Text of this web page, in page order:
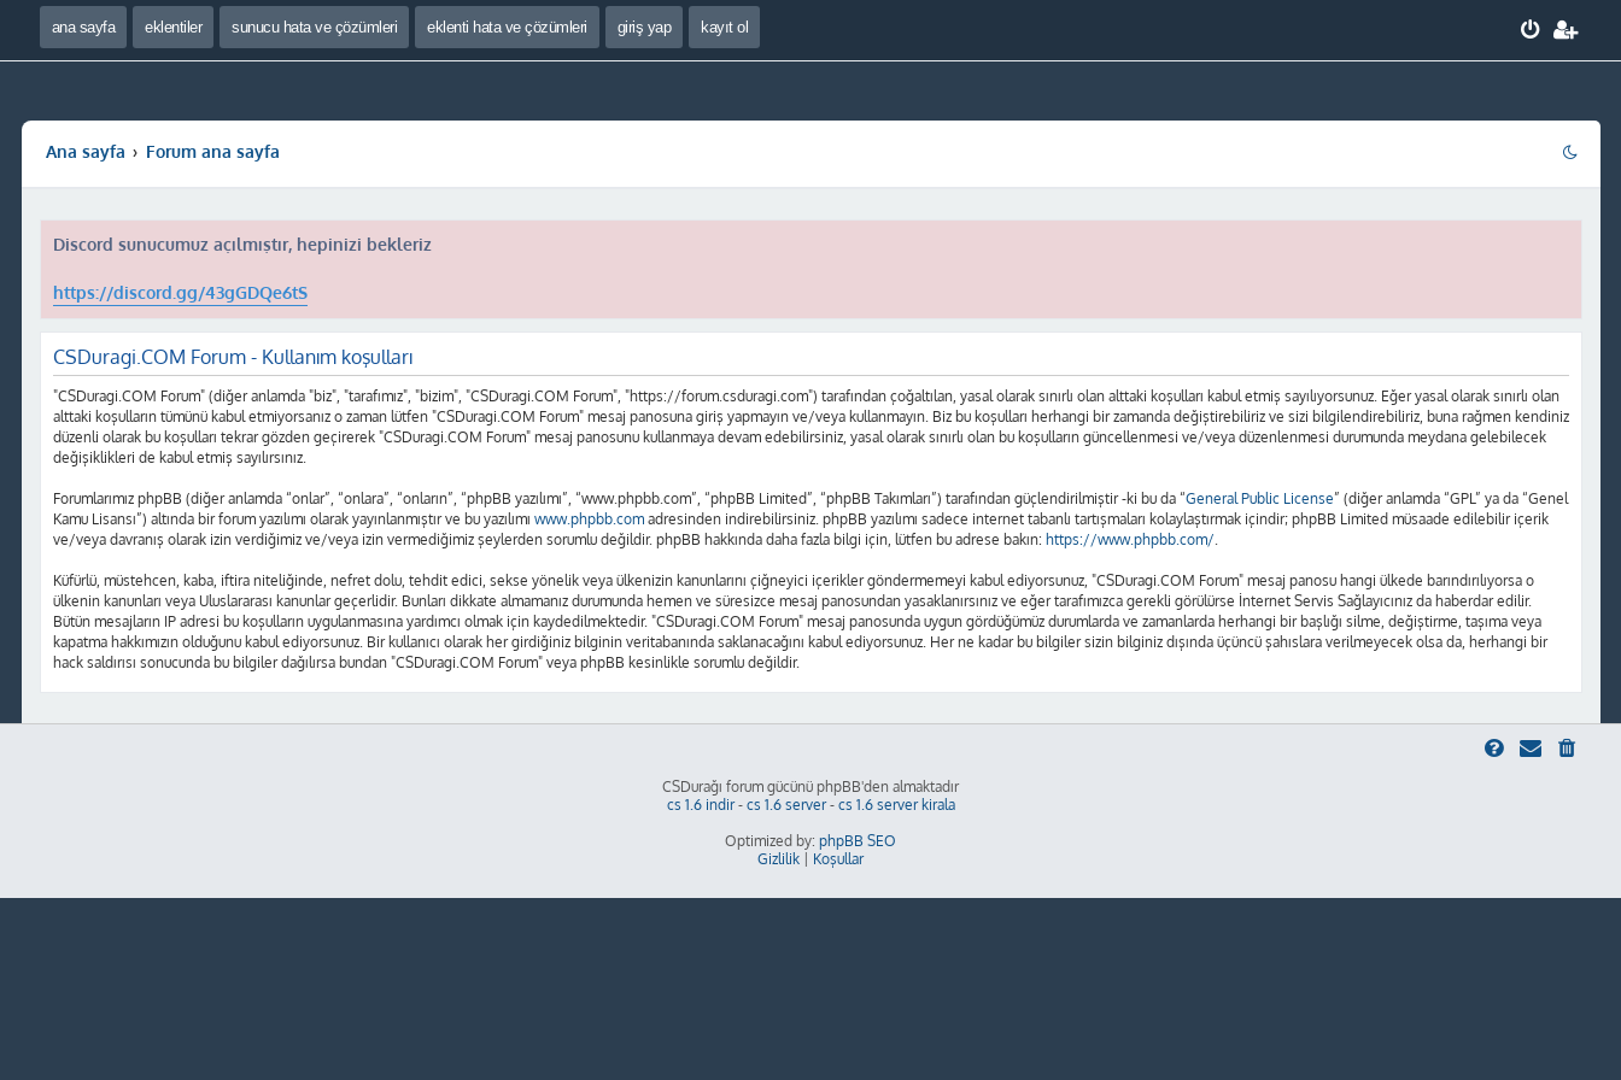
ana sayfa eklentiler sunucu hata ve çözümleri eklenti hata ve çözümleri giriş yap kayıt ol
Ana sayfa Forum ana sayfa
Discord sunucumuz açılmıştır, hepinizi bekleriz
https://discord.gg/43gGDQe6tS
CSDuragi.COM Forum - Kullanım koşulları
"CSDuragi.COM Forum" (diğer anlamda "biz", "tarafımız", "bizim", "CSDuragi.COM Forum", "https://forum.csduragi.com") tarafından çoğaltılan, yasal olarak sınırlı olan alttaki koşulları kabul etmiş sayılıyorsunuz. Eğer yasal olarak sınırlı olan
alttaki koşulların tümünü kabul etmiyorsanız o zaman lütfen "CSDuragi.COM Forum" mesaj panosuna giriş yapmayın ve/veya kullanmayın. Biz bu koşulları herhangi bir zamanda değiştirebiliriz ve sizi bilgilendirebiliriz, buna rağmen kendiniz
düzenli olarak bu koşulları tekrar gözden geçirerek "CSDuragi.COM Forum" mesaj panosunu kullanmaya devam edebilirsiniz, yasal olarak sınırlı olan bu koşulların güncellenmesi ve/veya düzenlenmesi durumunda meydana gelebilecek
değişiklikleri de kabul etmiş sayılırsınız.
Forumlarımız phpBB (diğer anlamda “onlar”, “onlara”, “onların”, “phpBB yazılımı”, “www.phpbb.com”, “phpBB Limited”, “phpBB Takımları”) tarafından güçlendirilmiştir -ki bu da “General Public License” (diğer anlamda “GPL” ya da “Genel
Kamu Lisansı”) altında bir forum yazılımı olarak yayınlanmıştır ve bu yazılımı www.phpbb.comadresinden indirebilirsiniz. phpBB yazılımı sadece internet tabanlı tartışmaları kolaylaştırmak içindir; phpBB Limited müsaade edilebilir içerik
ve/veya davranış olarak izin verdiğimiz ve/veya izin vermediğimiz şeylerden sorumlu değildir. phpBB hakkında daha fazla bilgi için, lütfen bu adrese bakın: https://www.phpbb.com/.
Küfürlü, müstehcen, kaba, iftira niteliğinde, nefret dolu, tehdit edici, sekse yönelik veya ülkenizin kanunlarını çiğneyici içerikler göndermemeyi kabul ediyorsunuz, "CSDuragi.COM Forum" mesaj panosu hangi ülkede barındırılıyorsa o
ülkenin kanunları veya Uluslararası kanunlar geçerlidir. Bunları dikkate almamanız durumunda hemen ve süresizce mesaj panosundan yasaklanırsınız ve eğer tarafımızca gerekli görülürse İnternet Servis Sağlayıcınız da haberdar edilir.
Bütün mesajların IP adresi bu koşulların uygulanmasına yardımcı olmak için kaydedilmektedir. "CSDuragi.COM Forum" mesaj panosunda uygun gördüğümüz durumlarda ve zamanlarda herhangi bir başlığı silme, değiştirme, taşıma veya
kapatma hakkımızın olduğunu kabul ediyorsunuz. Bir kullanıcı olarak her girdiğiniz bilginin veritabanında saklanacağını kabul ediyorsunuz. Her ne kadar bu bilgiler sizin bilginiz dışında üçüncü şahıslara verilmeyecek olsa da, herhangi bir
hack saldırısı sonucunda bu bilgiler dağılırsa bundan "CSDuragi.COM Forum" veya phpBB kesinlikle sorumlu değildir.
CSDurağı forum gücünü phpBB'den almaktadır
cs 1.6 indir- cs 1.6 server- cs 1.6 server kirala
Optimized by: phpBB SEO
Gizlilik
Koşullar